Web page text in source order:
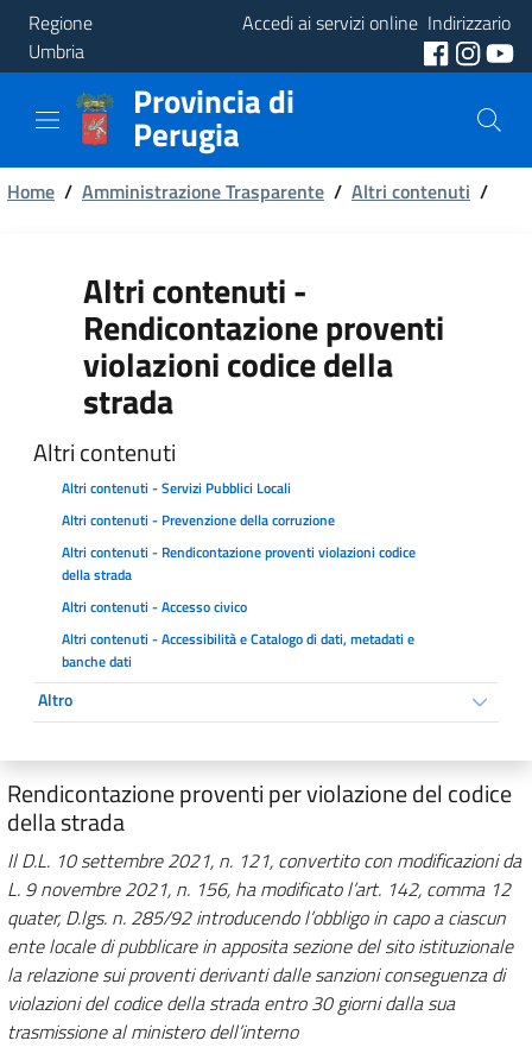
Regione
Umbria
Accedi ai servizi online Indirizzario
Provincia
Aree
Tematiche
Provincia di
Perugia
Briciole
pane
Home / Amministrazione Trasparente / Altri contenuti /
Altri contenuti -
Rendicontazione proventi
violazioni codice della
strada
Altri contenuti
Altri contenuti - Servizi Pubblici Locali
Altri contenuti - Prevenzione della corruzione
Altri contenuti - Rendicontazione proventi violazioni codice
della strada
Altri contenuti - Accesso civico
Altri contenuti - Accessibilità e Catalogo di dati, metadati e
banche dati
Altro
Rendicontazione proventi per violazione del codice
della strada
Il D.L. 10 settembre 2021, n. 121, convertito con modificazioni da
L. 9 novembre 2021, n. 156, ha modificato l’art. 142, comma 12
quater, D.lgs. n. 285/92 introducendo l’obbligo in capo a ciascun
ente locale di pubblicare in apposita sezione del sito istituzionale
la relazione sui proventi derivanti dalle sanzioni conseguenza di
violazioni del codice della strada entro 30 giorni dalla sua
trasmissione al ministero dell’interno